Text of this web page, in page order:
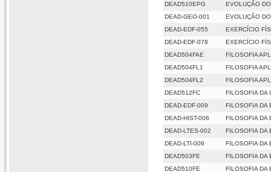
DEAD510EPG
EVOLUÇÃO
DEAD-GEO-001
EVOLUÇÃO
DEAD-EDF-055
EXERCÍCIO
DEAD-EDF-078
EXERCÍCIO
DEAD504FAE
FILOSOFIA
DEAD504FL1
FILOSOFIA
DEAD504FL2
FILOSOFIA
DEAD512FC
FILOSOFIA DA
DEAD-EDF-009
FILOSOFIA DA
DEAD-HIST-006
FILOSOFIA DA
DEAD-LTES-002
FILOSOFIA DA
DEAD-LTI-009
FILOSOFIA DA
DEAD503FE
FILOSOFIA DA
DEAD510FE
FILOSOFIA DA